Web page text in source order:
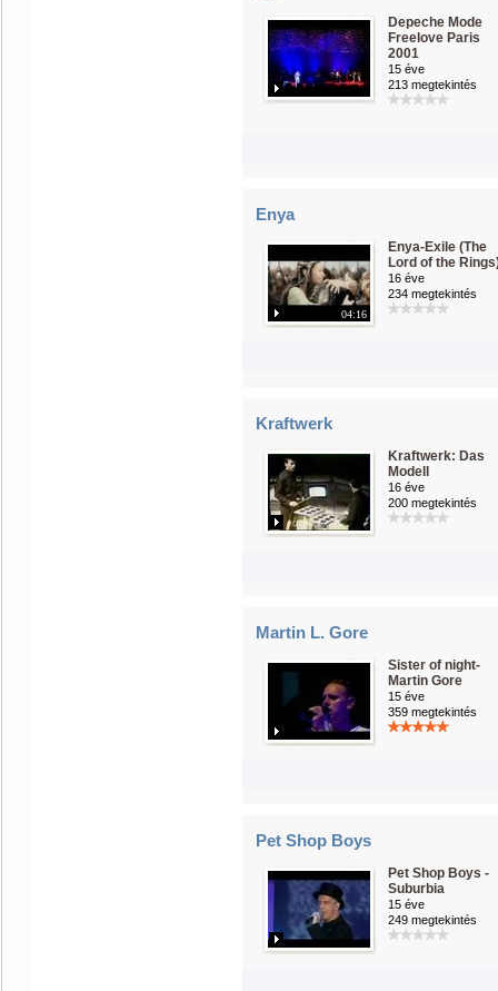
Depeche Mode
Freelove Paris
2001
15 éve
213 megtekintés
Enya
04:16
Enya-Exile (The
Lord of the
16 éve
234 megtekintés
Kraftwerk
Kraftwerk: Das
Modell
16 éve
200 megtekintés
Martin L. Gore
Sister of night-
Martin Gore
15 éve
359 megtekintés
Pet Shop Boys
Pet Shop Boys -
Suburbia
15 éve
249 megtekintés